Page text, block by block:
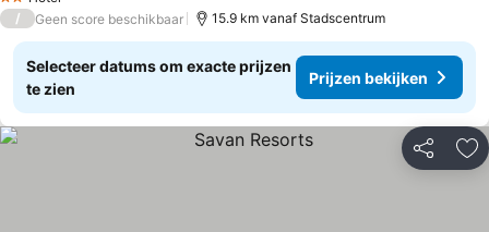
2 Sterren
/ Geen score beschikbaar 15.9 km vanaf Stadscentrum
Selecteer datums om exacte prijzen
te zien
Prijzen bekijken
Delen